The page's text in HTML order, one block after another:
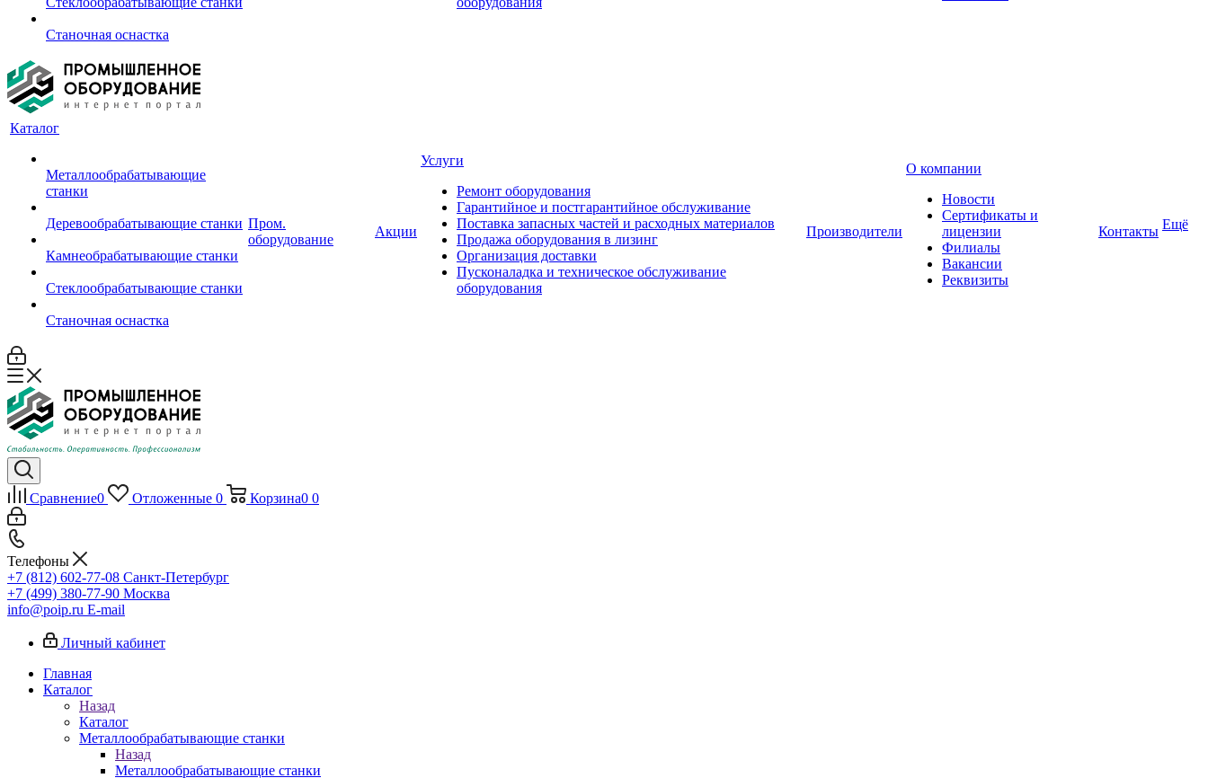
Станочная оснастка
Каталог
Металлообрабатывающие
станки
Деревообрабатывающие станки
Камнеобрабатывающие станки
Стеклообрабатывающие станки
Станочная оснастка
Пром.
оборудование
Акции
Услуги
Ремонт оборудования
Гарантийное и постгарантийное обслуживание
Поставка запасных частей и расходных материалов
Продажа оборудования в лизинг
Организация доставки
Пусконаладка и техническое обслуживание
оборудования
Производители
О компании
Новости
Сертификаты и
лицензии
Филиалы
Вакансии
Реквизиты
Контакты Ещё
Сравнение0 Отложенные 0 Корзина0 0
Телефоны
+7 (812) 602-77-08 Санкт-Петербург
+7 (499) 380-77-90 Москва
info@poip.ru E-mail
Личный кабинет
Главная
Каталог
Назад
Каталог
Металлообрабатывающие станки
Назад
Металлообрабатывающие станки